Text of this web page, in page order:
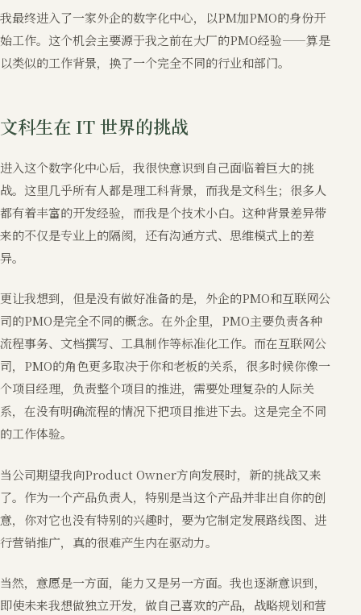
我最终进入了一家外企的数字化中心，以PM加PMO的身份开
始工作。这个机会主要源于我之前在大厂的PMO经验——算是
以类似的工作背景，换了一个完全不同的行业和部门。
文科生在 IT 世界的挑战
进入这个数字化中心后，我很快意识到自己面临着巨大的挑
战。这里几乎所有人都是理工科背景，而我是文科生；很多人
都有着丰富的开发经验，而我是个技术小白。这种背景差异带
来的不仅是专业上的隔阂，还有沟通方式、思维模式上的差
异。
更让我想到，但是没有做好准备的是，外企的PMO和互联网公
司的PMO是完全不同的概念。在外企里，PMO主要负责各种
流程事务、文档撰写、工具制作等标准化工作。而在互联网公
司，PMO的角色更多取决于你和老板的关系，很多时候你像一
个项目经理，负责整个项目的推进，需要处理复杂的人际关
系，在没有明确流程的情况下把项目推进下去。这是完全不同
的工作体验。
当公司期望我向Product Owner方向发展时，新的挑战又来
了。作为一个产品负责人，特别是当这个产品并非出自你的创
意，你对它也没有特别的兴趣时，要为它制定发展路线图、进
行营销推广，真的很难产生内在驱动力。
当然，意愿是一方面，能力又是另一方面。我也逐渐意识到，
即使未来我想做独立开发，做自己喜欢的产品，战略规划和营